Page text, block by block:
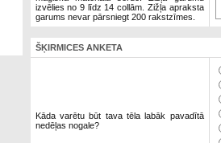
izvēlies no 9 līdz 14 collām. Zižļa apraksta
garums nevar pārsniegt 200 rakstzīmes.
ŠĶIRMICES ANKETA
Kāda varētu būt tava tēla labāk pavadītā
nedēļas nogale?